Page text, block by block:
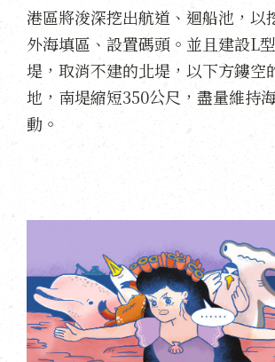
港區將浚深挖出航道、迴船池，以
外海填區、設置碼頭。並且建設L
堤，取消不建的北堤，以下方鏤空
地，南堤縮短350公尺，盡量維持
動。